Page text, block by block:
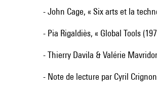
- John Cage, « Six arts et la
- Pia Rigaldiès, « Global Tools
- Thierry Davila & Valérie
- Note de lecture par Cyril Crignon